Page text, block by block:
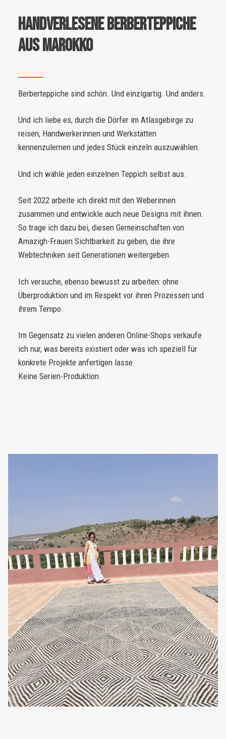
Handverlesene Berberteppiche
aus Marokko
Berberteppiche sind schön. Und einzigartig. Und anders.
Und ich liebe es, durch die Dörfer im Atlasgebirge zu
reisen, Handwerkerinnen und Werkstätten
kennenzulernen und jedes Stück einzeln auszuwählen.
Und ich wähle jeden einzelnen Teppich selbst aus.
Seit 2022 arbeite ich direkt mit den Weberinnen
zusammen und entwickle auch neue Designs mit ihnen.
So trage ich dazu bei, diesen Gemeinschaften von
Amazigh-Frauen Sichtbarkeit zu geben, die ihre
Webtechniken seit Generationen weitergeben.
Ich versuche, ebenso bewusst zu arbeiten: ohne
Überproduktion und im Respekt vor ihren Prozessen und
ihrem Tempo.
Im Gegensatz zu vielen anderen Online-Shops verkaufe
ich nur, was bereits existiert oder was ich speziell für
konkrete Projekte anfertigen lasse.
Keine Serien-Produktion.